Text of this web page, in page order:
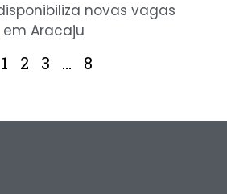
novas vagas
Aracaju
1 2 3 … 8